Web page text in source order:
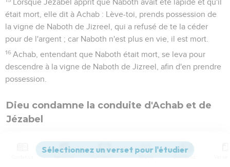
Lorsque Jézabel apprit que Naboth avait été lapidé et qu'il
était mort, elle dit à Achab : Lève-toi, prends possession de
la vigne de Naboth de Jizreel, qui a refusé de te la céder
pour de l'argent ; car Naboth n'est plus en vie, il est mort.
16 Achab, entendant que Naboth était mort, se leva pour
descendre à la vigne de Naboth de Jizreel, afin d'en prendre
possession.
Dieu condamne la conduite d'Achab et de
Jézabel
Thischbite, en ces mots :
Versions Commentaires Strong